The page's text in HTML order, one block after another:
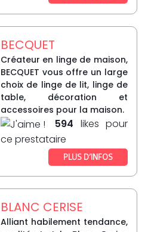
BECQUET
Créateur en linge de maison,
BECQUET vous offre un large
choix de linge de lit, linge de
table, décoration et
accessoires pour la maison.
594 likes pour
ce prestataire
PLUS D’INFOS
BLANC CERISE
Alliant habilement tendance,